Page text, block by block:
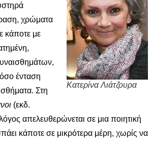
Κατερίνα Λιάτζουρα
χρώματα
κάποτε με
ένταση
Στη
(εκδ.
απελευθερώνεται σε μια ποιητική
κάποτε σε μικρότερα μέρη, χωρίς να